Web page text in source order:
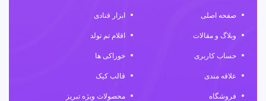
صفحه اصلی
وبلاگ و مقالات
حساب کاربری
علاقه مندی
فروشگاه
ابزار قنادی
اقلام تم تولد
خوراکی ها
قالب کیک
محصولات ویژه تبریز